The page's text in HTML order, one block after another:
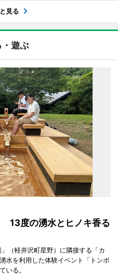
見る
・遊ぶ
13度の湧水とヒノキ香る
（軽井沢町星野）に隣接する「カ
水を利用した体験イベント「トンボ
いる。